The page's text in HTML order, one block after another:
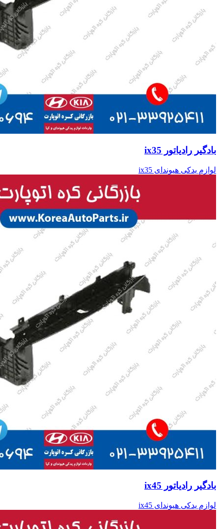
بادگیر رادیاتور ix35
لوازم یدکی هیوندای ix35
بادگیر رادیاتور ix45
لوازم یدکی هیوندای ix45